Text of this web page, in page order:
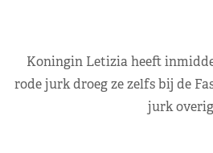
Koningin Letizia heeft
rode jurk droeg ze zelfs bij de
jurk